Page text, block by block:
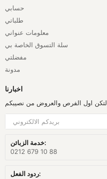
حسابي
طلباتي
معلومات عنواني
سلة التسوق الخاصة بي
مفضلتي
مدونة
اخبارنا
لتكن اول الفرص والعروض من نصيبكم
خدمة الزبائن:
0212 679 10 88
ردود الفعل: